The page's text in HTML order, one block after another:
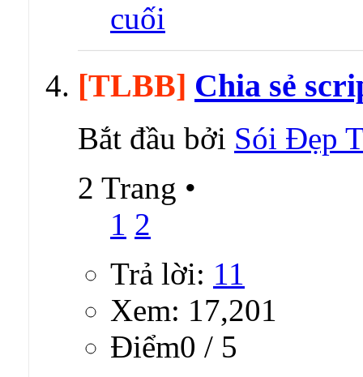
[TLBB] Chia sẻ
Bắt đầu bởi Sói Đẹp
2 Trang •
1 2
Trả lời: 11
Xem: 17,201
Ðiểm0 / 5